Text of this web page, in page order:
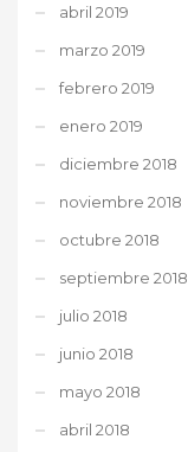
abril 2019
marzo 2019
febrero 2019
enero 2019
diciembre 2018
noviembre 2018
octubre 2018
septiembre 2018
julio 2018
junio 2018
mayo 2018
abril 2018